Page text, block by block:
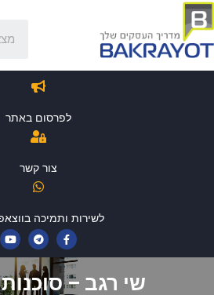
לפרסום באתר
צור קשר
לשירות ותמיכה
שי רגב –